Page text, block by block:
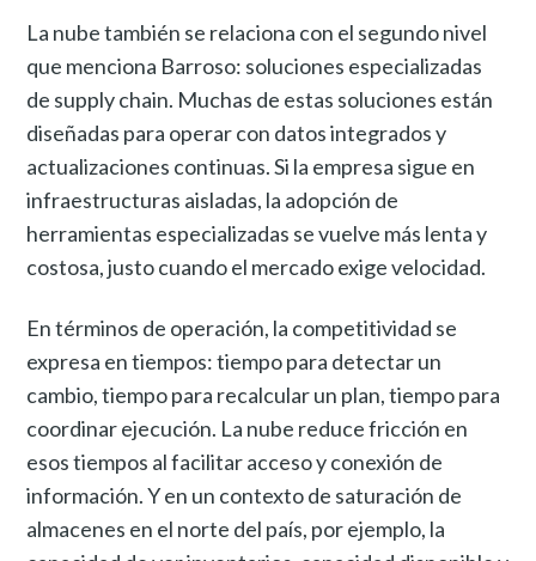
La nube también se relaciona con el segundo nivel
que menciona Barroso: soluciones especializadas
de supply chain. Muchas de estas soluciones están
diseñadas para operar con datos integrados y
actualizaciones continuas. Si la empresa sigue en
infraestructuras aisladas, la adopción de
herramientas especializadas se vuelve más lenta y
costosa, justo cuando el mercado exige velocidad.
En términos de operación, la competitividad se
expresa en tiempos: tiempo para detectar un
cambio, tiempo para recalcular un plan, tiempo para
coordinar ejecución. La nube reduce fricción en
esos tiempos al facilitar acceso y conexión de
información. Y en un contexto de saturación de
almacenes en el norte del país, por ejemplo, la